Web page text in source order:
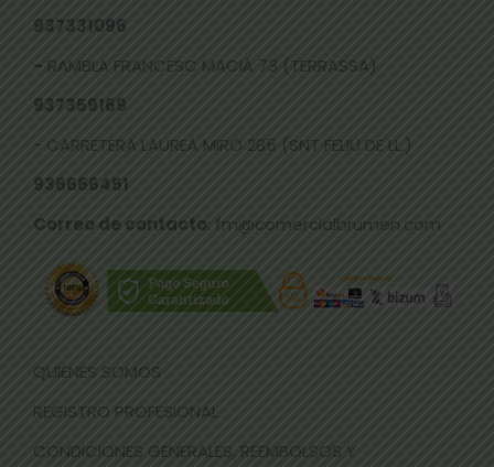
937331096
- RAMBLA FRANCESC MACIÀ 73 (TERRASSA)
937359169
- CARRETERA LAUREÀ MIRÓ 285 (SNT FELIU DE LL.)
936666451
Correo de contacto: fm@comercialbrumen.com
QUIÉNES SOMOS
REGISTRO PROFESIONAL
CONDICIONES GENERALES, REEMBOLSOS Y